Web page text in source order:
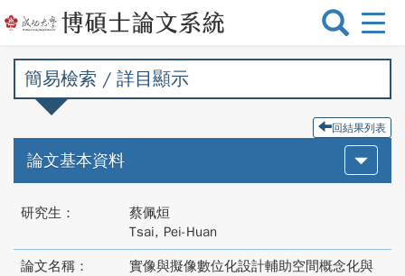
選
切
簡易檢索 / 詳目顯示
回結果列表
論文基本資料
研究生：
蔡佩烜
Tsai, Pei-Huan
論文名稱：
實像與擬像數位化設計輔助空間概念化與